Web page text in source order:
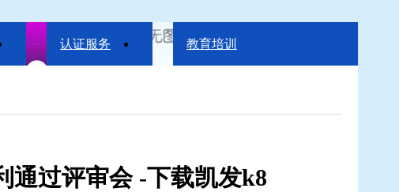
认证服务 教育培训
通过评审会 -下载凯发k8